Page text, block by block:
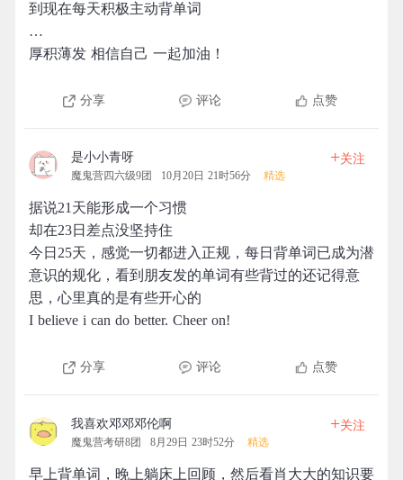
到现在每天积极主动背单词
…
厚积薄发 相信自己 一起加油！
分享 评论 点赞
是小小青呀
魔鬼营四六级9团 10月20日 21时56分 精选
+关注
据说21天能形成一个习惯
却在23日差点没坚持住
今日25天，感觉一切都进入正规，每日背单词已成为潜
意识的规化，看到朋友发的单词有些背过的还记得意
思，心里真的是有些开心的
I believe i can do better. Cheer on!
分享 评论 点赞
我喜欢邓邓邓伦啊
魔鬼营考研8团 8月29日 23时52分 精选
+关注
早上背单词，晚上躺床上回顾，然后看肖大大的知识要